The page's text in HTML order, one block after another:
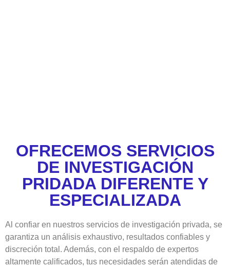
OFRECEMOS SERVICIOS
DE INVESTIGACIÓN
PRIDADA DIFERENTE Y
ESPECIALIZADA
Al confiar en nuestros servicios de investigación privada, se
garantiza un análisis exhaustivo, resultados confiables y
discreción total. Además, con el respaldo de expertos
altamente calificados, tus necesidades serán atendidas de